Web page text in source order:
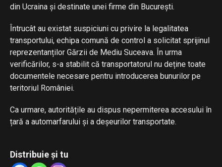
din Ucraina și destinate unei firme din București.
Întrucât au existat suspiciuni cu privire la legalitatea
transportului, echipa comună de control a solicitat sprijinul
reprezentanților Gărzii de Mediu Suceava. În urma
verificărilor, s-a stabilit că transportatorul nu deține toate
documentele necesare pentru introducerea bunurilor pe
teritoriul României.
Ca urmare, autoritățile au dispus nepermiterea accesului în
țară a automarfarului și a deșeurilor transportate.
Distribuie și tu